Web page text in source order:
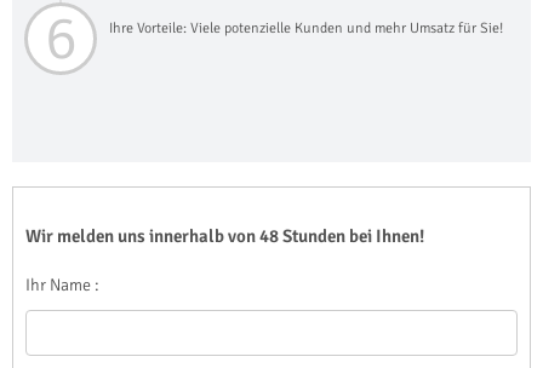
6 Ihre Vorteile: Viele potenzielle Kunden und mehr Umsatz für Sie!
Wir melden uns innerhalb von 48 Stunden bei Ihnen!
Ihr Name :